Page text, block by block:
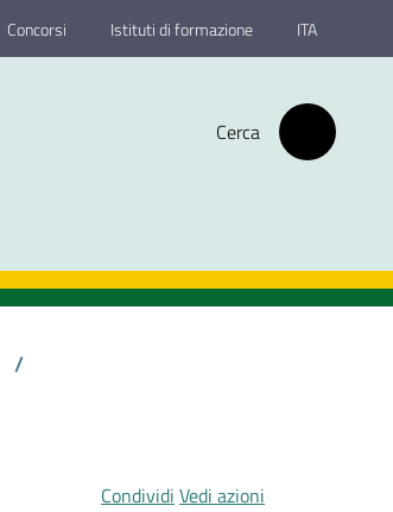
Concorsi Istituti di formazione ITA
Cerca
/
Condividi Vedi azioni